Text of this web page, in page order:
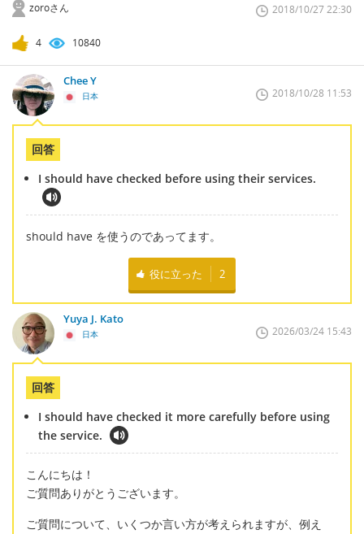
zoroさん 2018/10/27 22:30
4 10840
Chee Y
日本 2018/10/28 11:53
回答
I should have checked before using their services.
should have を使うのであってます。
役に立った 2
Yuya J. Kato
日本 2026/03/24 15:43
回答
I should have checked it more carefully before using
the service.
こんにちは！
ご質問ありがとうございます。
ご質問について、いくつか言い方が考えられますが、例え